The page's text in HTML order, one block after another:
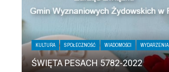
KULTURA SPOŁECZNOŚĆ WIADOMOŚCI WYDARZENIA
ŚWIĘTA PESACH 5782-2022